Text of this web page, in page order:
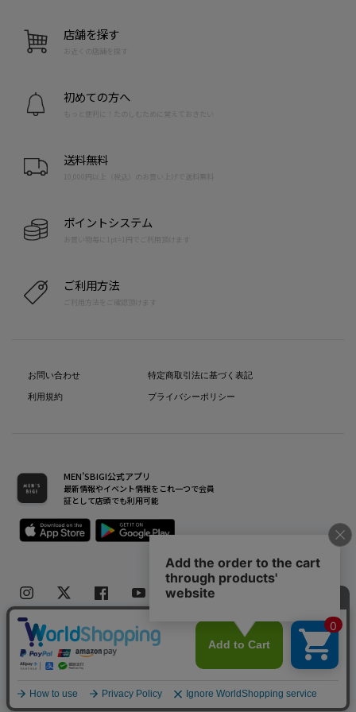
店舗を探す
お近くの店舗を探す
初めての方へ
もっと便利に！たのしむために覚えておきたい
送料無料
10,000円以上（税込）のお買い上げで送料無料
ポイントシステム
お買い物毎に1pt=1円でご利用頂けます
ご利用方法
ご利用方法をご確認頂けます
お問い合わせ
利用規約
特定商取引法に基づく表記
プライバシーポリシー
MEN’SBIGI公式アプリ
最新情報やイベント情報をこれ一つで会員
証として店頭でも利用可能
Copyright(C) Bigi Co.,Ltd.All Rights Reserved.